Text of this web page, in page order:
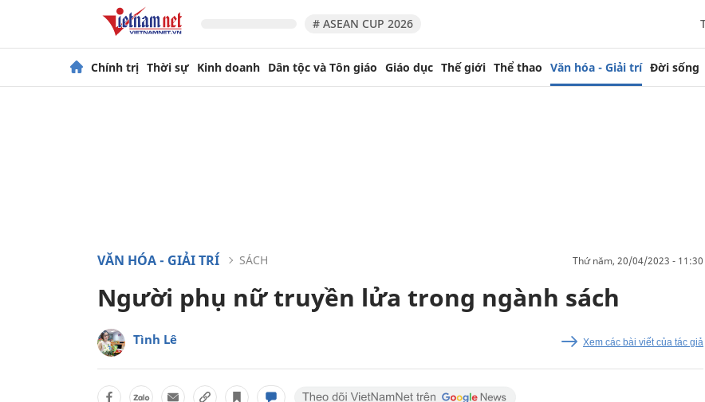
# ASEAN CUP 2026
Chính trị Thời sự Kinh doanh Dân tộc và Tôn giáo Giáo dục Thế giới Thể thao Văn hóa - Giải trí Đời sống
VĂN HÓA - GIẢI TRÍ SÁCH thứ năm, 20/04/2023 - 11:30
Người phụ nữ truyền lửa trong ngành sách
Tình Lê Xem các bài viết của tác giả